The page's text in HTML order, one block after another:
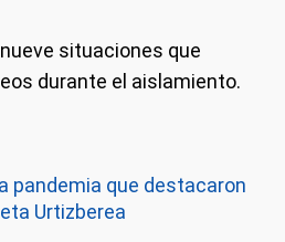
situaciones que
durante el aislamiento.
pandemia que destacaron
Urtizberea